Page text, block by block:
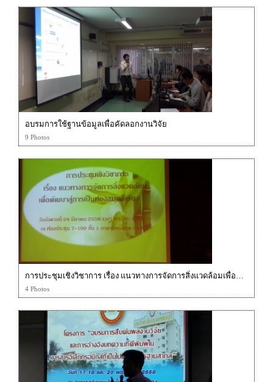
อบรมการใช้ฐานข้อมูลเพื่อคัดลอกงานวิจัย
9 Photos
การประชุมเชิงวิชาการ เรื่อง แนวทางการจัดการสิ่งแวดล้อมเพื่อพัฒนาสู่การเป็นห้องสมุดสีเขียว
4 Photos